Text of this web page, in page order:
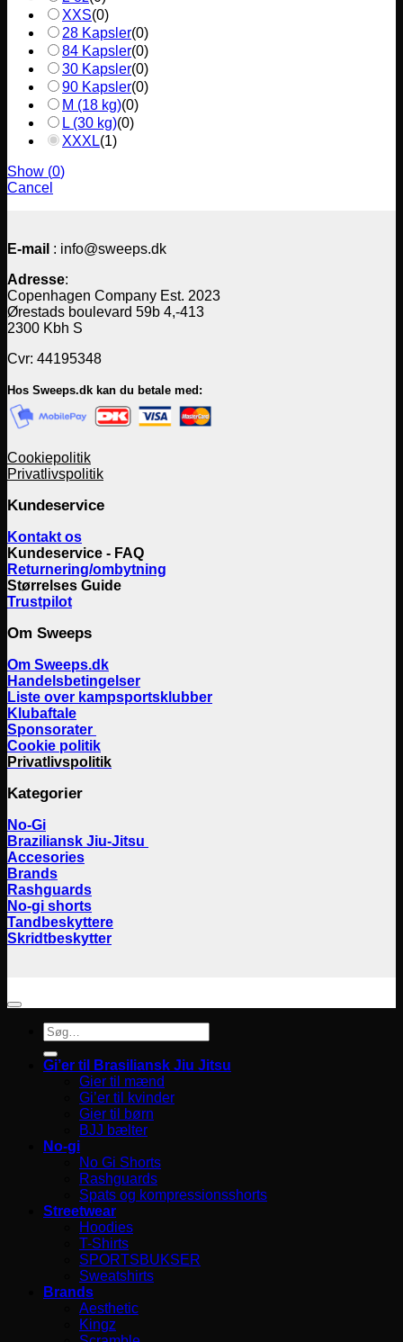
XXS(0)
28 Kapsler(0)
84 Kapsler(0)
30 Kapsler(0)
90 Kapsler(0)
M (18 kg)(0)
L (30 kg)(0)
XXXL(1)
Show (0)
Cancel
E-mail : info@sweeps.dk
Adresse:
Copenhagen Company Est. 2023
Ørestads boulevard 59b 4,-413
2300 Kbh S
Cvr: 44195348
Hos Sweeps.dk kan du betale med:
Cookiepolitik
Privatlivspolitik
Kundeservice
Kontakt os
Kundeservice - FAQ
Returnering/ombytning
Størrelses Guide
Trustpilot
Om Sweeps
Om Sweeps.dk
Handelsbetingelser
Liste over kampsportsklubber
Klubaftale
Sponsorater
Cookie politik
Privatlivspolitik
Kategorier
No-Gi
Braziliansk Jiu-Jitsu
Accesories
Brands
Rashguards
No-gi shorts
Tandbeskyttere
Skridtbeskytter
Søg
efter:
Gi’er til Brasiliansk Jiu Jitsu
Gier til mænd
Gi’er til kvinder
Gier til børn
BJJ bælter
No-gi
No Gi Shorts
Rashguards
Spats og kompressionsshorts
Streetwear
Hoodies
T-Shirts
SPORTSBUKSER
Sweatshirts
Brands
Aesthetic
Kingz